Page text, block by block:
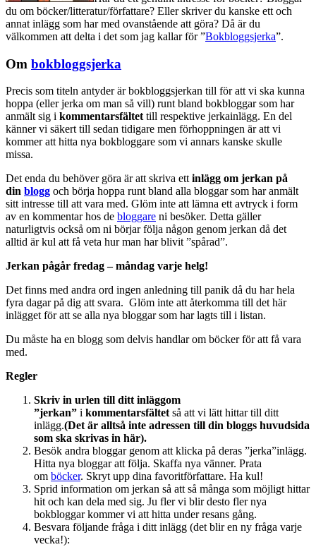
du om böcker/litteratur/författare? Eller skriver du kanske ett och
annat inlägg som har med ovanstående att göra? Då är du
välkommen att delta i det som jag kallar för ”Bokbloggsjerka”.
Om bokbloggsjerka
Precis som titeln antyder är bokbloggsjerkan till för att vi ska kunna
hoppa (eller jerka om man så vill) runt bland bokbloggar som har
anmält sig i kommentarsfältet till respektive jerkainlägg. En del
känner vi säkert till sedan tidigare men förhoppningen är att vi
kommer att hitta nya bokbloggare som vi annars kanske skulle
missa.
Det enda du behöver göra är att skriva ett inlägg om jerkan på
din blogg och börja hoppa runt bland alla bloggar som har anmält
sitt intresse till att vara med. Glöm inte att lämna ett avtryck i form
av en kommentar hos de bloggare ni besöker. Detta gäller
naturligtvis också om ni börjar följa någon genom jerkan då det
alltid är kul att få veta hur man har blivit ”spårad”.
Jerkan pågår fredag – måndag varje helg!
Det finns med andra ord ingen anledning till panik då du har hela
fyra dagar på dig att svara. Glöm inte att återkomma till det här
inlägget för att se alla nya bloggar som har lagts till i listan.
Du måste ha en blogg som delvis handlar om böcker för att få vara
med.
Regler
Skriv in urlen till ditt inläggom
”jerkan” i kommentarsfältet så att vi lätt hittar till ditt
inlägg.(Det är alltså inte adressen till din bloggs huvudsida
som ska skrivas in här).
Besök andra bloggar genom att klicka på deras ”jerka”inlägg.
Hitta nya bloggar att följa. Skaffa nya vänner. Prata
om böcker. Skryt upp dina favoritförfattare. Ha kul!
Sprid information om jerkan så att så många som möjligt hittar
hit och kan dela med sig. Ju fler vi blir desto fler nya
bokbloggar kommer vi att hitta under resans gång.
Besvara följande fråga i ditt inlägg (det blir en ny fråga varje
vecka!):